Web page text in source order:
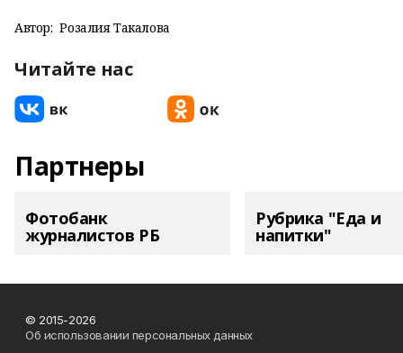
Автор: Розалия Такалова
Читайте нас
Партнеры
Фотобанк
журналистов РБ
Рубрика "Еда и
напитки"
© 2015-2026
Об использовании персональных данных